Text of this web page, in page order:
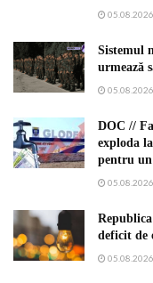
05.08.2026
Sistemul
urmează
05.08.2026
DOC //
exploda
pentru
05.08.2026
deficit de
05.08.2026